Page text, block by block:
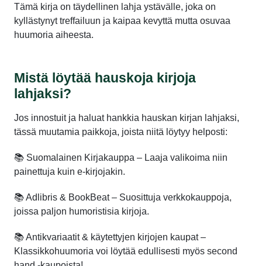
Tämä kirja on täydellinen lahja ystävälle, joka on
kyllästynyt treffailuun ja kaipaa kevyttä mutta osuvaa
huumoria aiheesta.
Mistä löytää hauskoja kirjoja
lahjaksi?
Jos innostuit ja haluat hankkia hauskan kirjan lahjaksi,
tässä muutamia paikkoja, joista niitä löytyy helposti:
📚 Suomalainen Kirjakauppa – Laaja valikoima niin
painettuja kuin e-kirjojakin.
📚 Adlibris & BookBeat – Suosittuja verkkokauppoja,
joissa paljon humoristisia kirjoja.
📚 Antikvariaatit & käytettyjen kirjojen kaupat –
Klassikkohuumoria voi löytää edullisesti myös second